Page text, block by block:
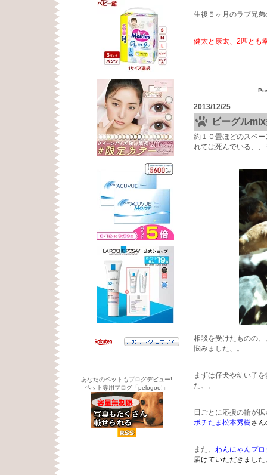
あなたのペットもブログデビュー!
ペット専用ブログ「pelogoo!」
生後５ヶ月のラブ兄
健太と康太、2匹とも
2013/12/25
ビーグル
約１０畳ほどのスペ
れては死んでいる、
相談を受けたものの
悩みました、。
まずは仔犬や幼い子
た、。
日ごとに応援の輪が
ポチたま松本秀樹さ
また、 わんにゃんプロ
届けていただきました